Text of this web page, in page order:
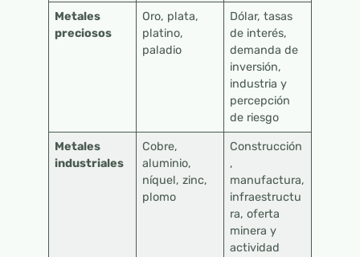
Metales
preciosos
Oro, plata,
platino,
paladio
Dólar, tasas
de interés,
demanda de
inversión,
industria y
percepción
de riesgo
Metales
industriales
Cobre,
aluminio,
níquel, zinc,
plomo
Construcción
,
manufactura,
infraestructu
ra, oferta
minera y
actividad